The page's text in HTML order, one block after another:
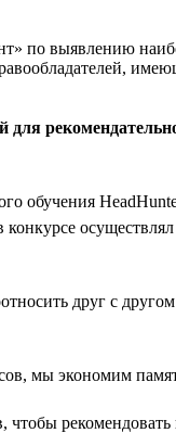
по выявлению
для
обучения
конкурсе
друг с
мы экономим